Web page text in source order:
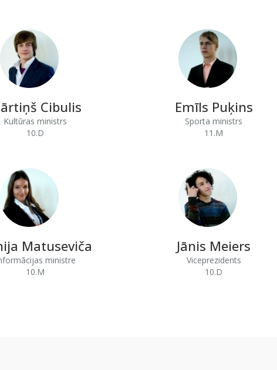
Cibulis
Kultūras ministrs
10.D
Emīls Puķins
Sporta ministrs
11.M
Matuseviča
ministre
10.M
Jānis Meiers
Viceprezidents
10.D